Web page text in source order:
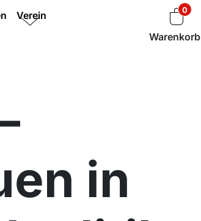
Verein 0
Warenkorb
in